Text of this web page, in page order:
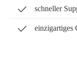
schneller
einzigartiges